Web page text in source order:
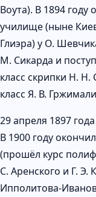
Воута). В 1894
училище (ныне
Глиэра) у О.
М. Сикарда и
класс скрипки Н.
класс Я. В.
29 апреля 1897
В 1900 году
(прошёл курс
С. Аренского и Г.
Ипполитова-